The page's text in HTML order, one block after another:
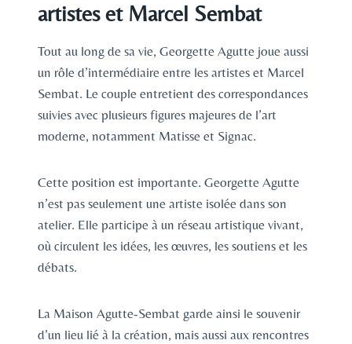
artistes et Marcel Sembat
Tout au long de sa vie, Georgette Agutte joue aussi
un rôle d’intermédiaire entre les artistes et Marcel
Sembat. Le couple entretient des correspondances
suivies avec plusieurs figures majeures de l’art
moderne, notamment Matisse et Signac.
Cette position est importante. Georgette Agutte
n’est pas seulement une artiste isolée dans son
atelier. Elle participe à un réseau artistique vivant,
où circulent les idées, les œuvres, les soutiens et les
débats.
La Maison Agutte-Sembat garde ainsi le souvenir
d’un lieu lié à la création, mais aussi aux rencontres